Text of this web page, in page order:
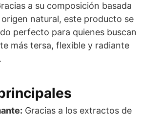
a su composición basada
natural, este producto se
perfecto para quienes buscan
más tersa, flexible y radiante
Gracias a los extractos de